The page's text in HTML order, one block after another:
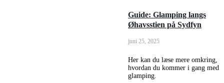
Guide: Glamping langs
Øhavsstien på Sydfyn
juni 25, 2025
Her kan du læse mere omkring,
hvordan du kommer i gang med
glamping.